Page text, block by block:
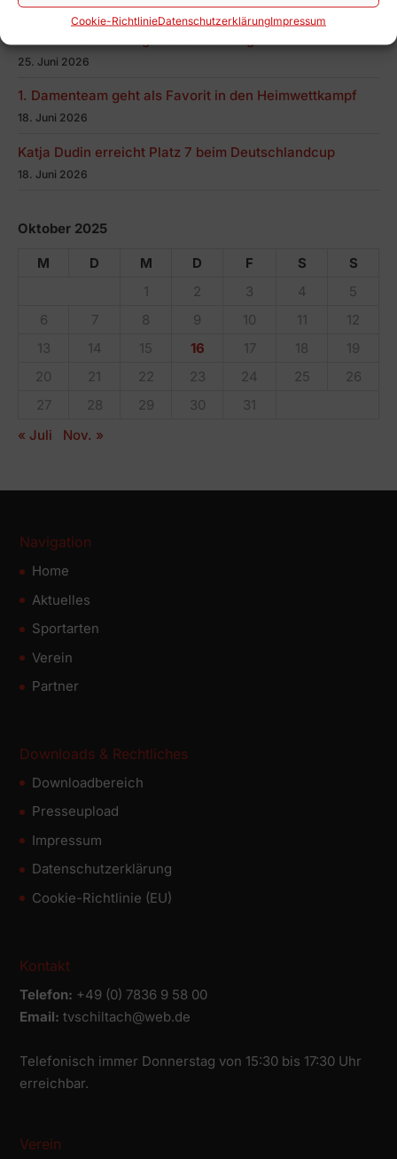
Cookie-RichtlinieDatenschutz­erklärungImpressum
25. Juni 2026
1. Damenteam geht als Favorit in den Heimwettkampf
18. Juni 2026
Katja Dudin erreicht Platz 7 beim Deutschlandcup
18. Juni 2026
Oktober 2025
M D M D F S
S
1
2 3 4
5
6
7 8 9 10 11
12
13
14 15 16 17 18
19
20
21 22 23 24 25
26
27
28 29 30
31
« Juli
Nov. »
Navigation
Home
Aktuelles
Sportarten
Verein
Partner
Downloads & Rechtliches
Downloadbereich
Presseupload
Impressum
Datenschutz­erklärung
Cookie-Richtlinie (EU)
Kontakt
Telefon: +49 (0) 7836 9 58 00
Email: tvschiltach@web.de
Telefonisch immer Donnerstag von 15:30 bis 17:30 Uhr
erreichbar.
Verein